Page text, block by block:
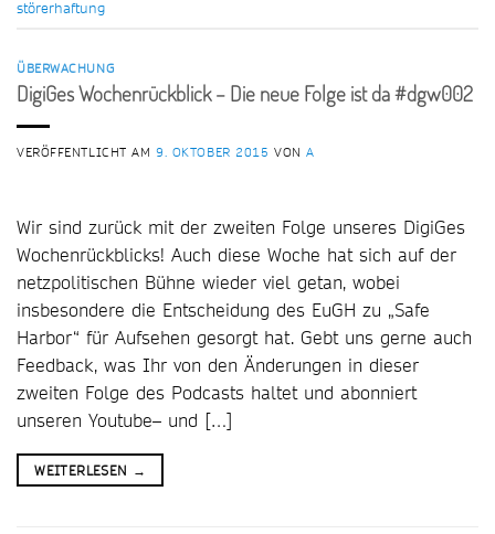
störerhaftung
ÜBERWACHUNG
DigiGes Wochenrückblick – Die neue Folge ist da #dgw002
VERÖFFENTLICHT AM9. OKTOBER 2015 VONA
Wir sind zurück mit der zweiten Folge unseres DigiGes
Wochenrückblicks! Auch diese Woche hat sich auf der
netzpolitischen Bühne wieder viel getan, wobei
insbesondere die Entscheidung des EuGH zu „Safe
Harbor“ für Aufsehen gesorgt hat. Gebt uns gerne auch
Feedback, was Ihr von den Änderungen in dieser
zweiten Folge des Podcasts haltet und abonniert
unseren Youtube– und […]
WEITERLESEN →